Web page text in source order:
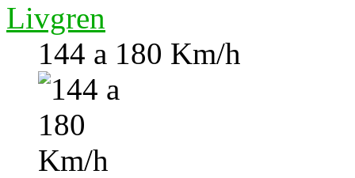
Livgren
144 a 180 Km/h